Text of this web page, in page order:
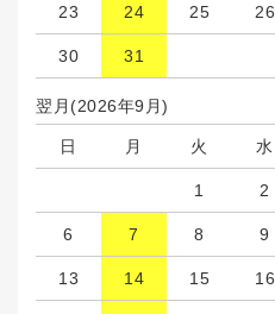
23 24 25 26
30 31
翌月(2026年9月)
日 月 火 水
1 2
6 7 8 9
13 14 15 16